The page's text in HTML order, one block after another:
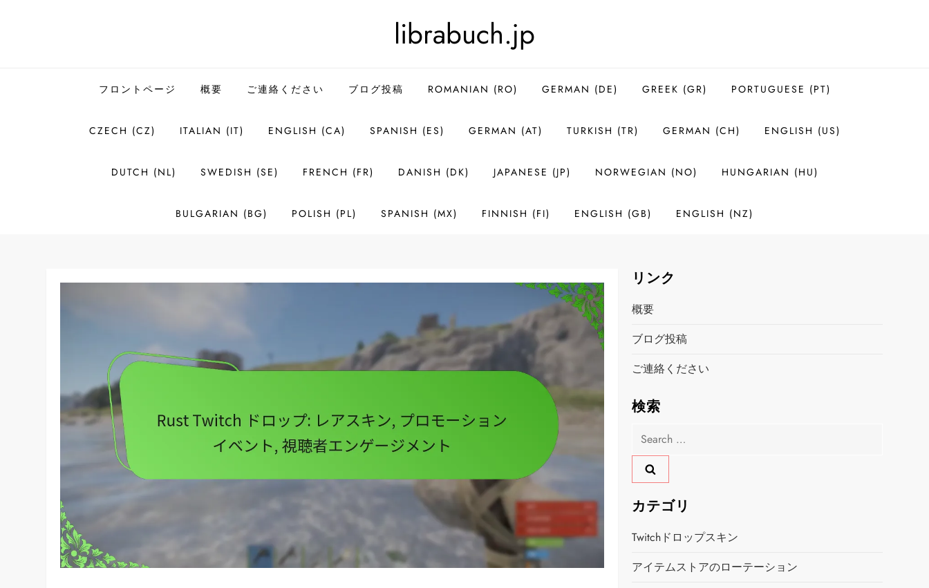
librabuch.jp
フロントページ 概要 ご連絡ください ブログ投稿 ROMANIAN (RO) GERMAN (DE) GREEK (GR) PORTUGUESE (PT)
CZECH (CZ) ITALIAN (IT) ENGLISH (CA) SPANISH (ES) GERMAN (AT) TURKISH (TR) GERMAN (CH) ENGLISH (US)
DUTCH (NL) SWEDISH (SE) FRENCH (FR) DANISH (DK) JAPANESE (JP) NORWEGIAN (NO) HUNGARIAN (HU)
BULGARIAN (BG) POLISH (PL) SPANISH (MX) FINNISH (FI) ENGLISH (GB) ENGLISH (NZ)
リンク
概要
ブログ投稿
ご連絡ください
検索
Search
for:
カテゴリ
Twitchドロップスキン
アイテムストアのローテーション